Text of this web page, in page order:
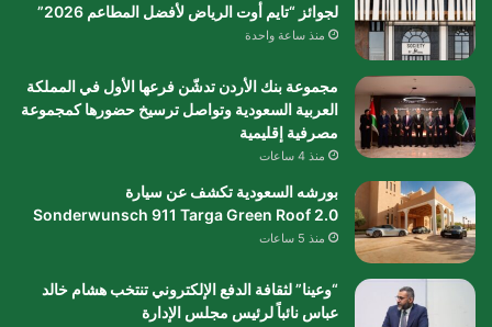
لجوائز “تايم أوت الرياض لأفضل المطاعم 2026”
منذ ساعة واحدة
مجموعة بنك الأردن تدشّن فرعها الأول في المملكة
العربية السعودية وتواصل ترسيخ حضورها كمجموعة
مصرفية إقليمية
منذ 4 ساعات
بورشه السعودية تكشف عن سيارة
Sonderwunsch 911 Targa Green Roof 2.0
منذ 5 ساعات
“وعينا” لثقافة الدفع الإلكتروني تنتخب هشام خالد
عباس نائباً لرئيس مجلس الإدارة